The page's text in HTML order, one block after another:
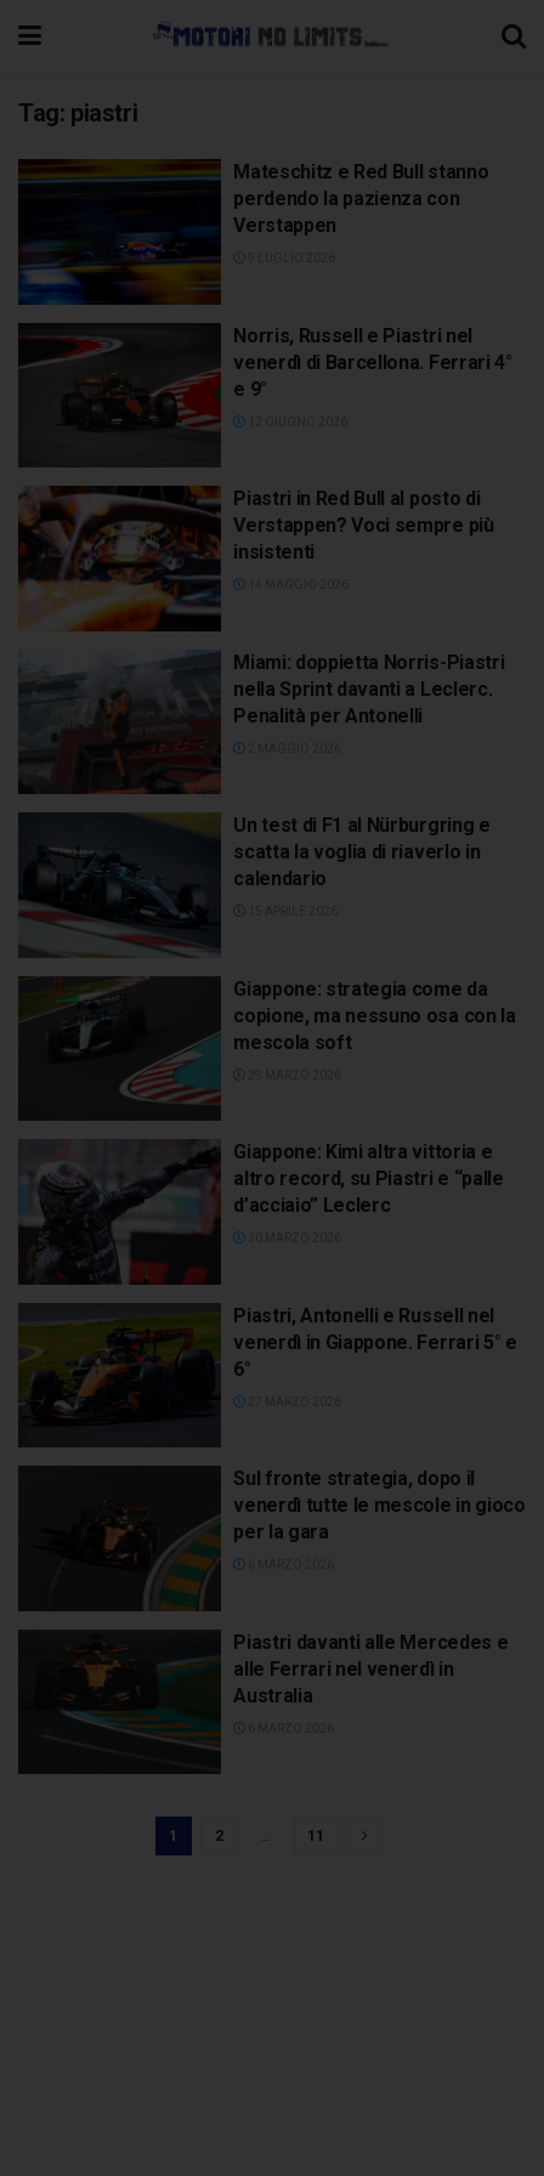
Tag: piastri
Mateschitz e Red Bull stanno
perdendo la pazienza con
Verstappen
Norris, Russell e Piastri nel
venerdì di Barcellona. Ferrari 4°
e 9°
Piastri in Red Bull al posto di
Verstappen? Voci sempre più
insistenti
Miami: doppietta Norris-Piastri
nella Sprint davanti a Leclerc.
Penalità per Antonelli
Un test di F1 al Nürburgring e
scatta la voglia di riaverlo in
calendario
Giappone: strategia come da
copione, ma nessuno osa con la
mescola soft
Giappone: Kimi altra vittoria e
altro record, su Piastri e “palle
d’acciaio” Leclerc
Piastri, Antonelli e Russell nel
venerdì in Giappone. Ferrari 5° e
6°
Sul fronte strategia, dopo il
venerdì tutte le mescole in gioco
per la gara
Piastri davanti alle Mercedes e
alle Ferrari nel venerdì in
Australia
1 2 … 11